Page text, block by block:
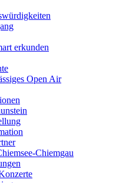
erkunden
Open Air
Chiemgau